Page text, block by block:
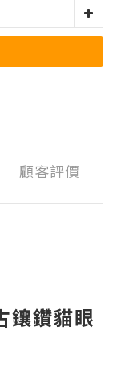
顧客評價
鑲鑽貓眼